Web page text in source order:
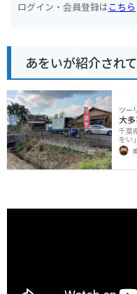
ログイン・会員登録はこちら
あをいが紹介され
ツー
大
千葉
をい
麦屋
かな
ば・
り
る